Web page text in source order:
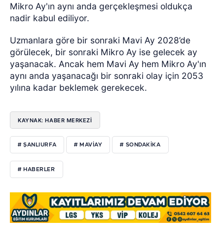
Mikro Ay'ın aynı anda gerçekleşmesi oldukça
nadir kabul ediliyor.
Uzmanlara göre bir sonraki Mavi Ay 2028’de
görülecek, bir sonraki Mikro Ay ise gelecek ay
yaşanacak. Ancak hem Mavi Ay hem Mikro Ay'ın
aynı anda yaşanacağı bir sonraki olay için 2053
yılına kadar beklemek gerekecek.
KAYNAK: HABER MERKEZI
# ŞANLIURFA # MAVIAY # SONDAKIKA
# HABERLER